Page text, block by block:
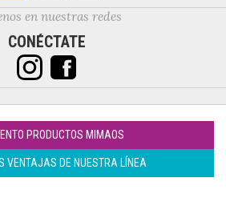
en nuestras redes
CONÉCTATE
PRODUCTOS MIMAOS
VENTAJAS DE NUESTRA LÍNEA